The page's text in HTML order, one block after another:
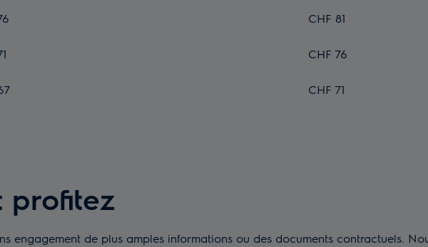
CHF 81
CHF 76
CHF 71
profitez
engagement de plus amples informations ou des documents contractuels.